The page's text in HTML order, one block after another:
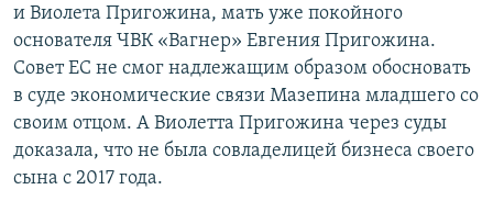
и Виолета Пригожина, мать уже покойного
основателя ЧВК «Вагнер» Евгения Пригожина.
Совет ЕС не смог надлежащим образом обосновать
в суде экономические связи Мазепина младшего со
своим отцом. А Виолетта Пригожина через суды
доказала, что не была совладелицей бизнеса своего
сына с 2017 года.